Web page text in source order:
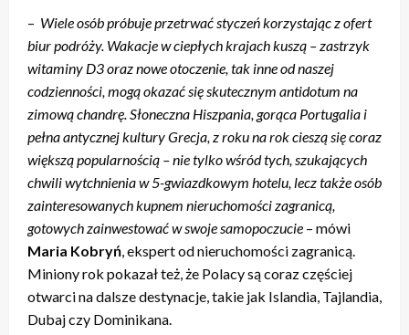
– Wiele osób próbuje przetrwać styczeń korzystając z ofert
biur podróży. Wakacje w ciepłych krajach kuszą – zastrzyk
witaminy D3 oraz nowe otoczenie, tak inne od naszej
codzienności, mogą okazać się skutecznym antidotum na
zimową chandrę. Słoneczna Hiszpania, gorąca Portugalia i
pełna antycznej kultury Grecja, z roku na rok cieszą się coraz
większą popularnością – nie tylko wśród tych, szukających
chwili wytchnienia w 5-gwiazdkowym hotelu, lecz także osób
zainteresowanych kupnem nieruchomości zagranicą,
gotowych zainwestować w swoje samopoczucie – mówi
Maria Kobryń, ekspert od nieruchomości zagranicą.
Miniony rok pokazał też, że Polacy są coraz częściej
otwarci na dalsze destynacje, takie jak Islandia, Tajlandia,
Dubaj czy Dominikana.